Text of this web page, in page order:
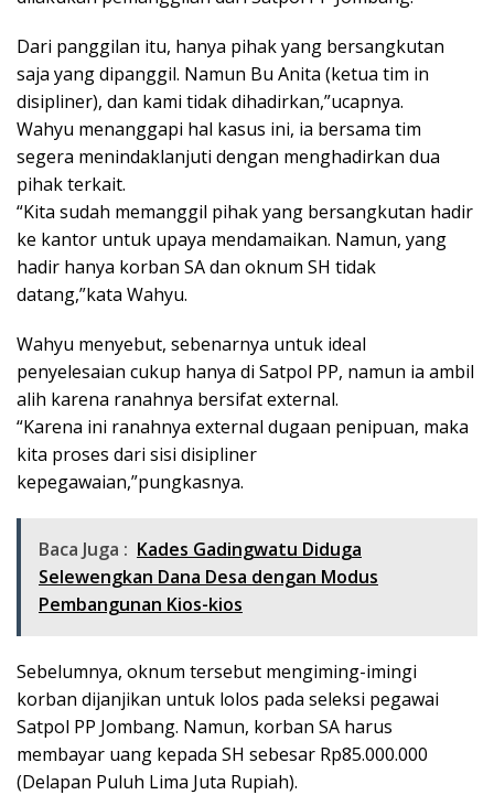
Dari panggilan itu, hanya pihak yang bersangkutan
saja yang dipanggil. Namun Bu Anita (ketua tim in
disipliner), dan kami tidak dihadirkan,”ucapnya.
Wahyu menanggapi hal kasus ini, ia bersama tim
segera menindaklanjuti dengan menghadirkan dua
pihak terkait.
“Kita sudah memanggil pihak yang bersangkutan hadir
ke kantor untuk upaya mendamaikan. Namun, yang
hadir hanya korban SA dan oknum SH tidak
datang,”kata Wahyu.
Wahyu menyebut, sebenarnya untuk ideal
penyelesaian cukup hanya di Satpol PP, namun ia ambil
alih karena ranahnya bersifat external.
“Karena ini ranahnya external dugaan penipuan, maka
kita proses dari sisi disipliner
kepegawaian,”pungkasnya.
Baca Juga : Kades Gadingwatu Diduga
Selewengkan Dana Desa dengan Modus
Pembangunan Kios-kios
Sebelumnya, oknum tersebut mengiming-imingi
korban dijanjikan untuk lolos pada seleksi pegawai
Satpol PP Jombang. Namun, korban SA harus
membayar uang kepada SH sebesar Rp85.000.000
(Delapan Puluh Lima Juta Rupiah).